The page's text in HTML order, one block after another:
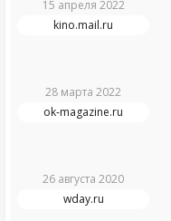
15 апреля 2022
kino.mail.ru
28 марта 2022
ok-magazine.ru
26 августа 2020
wday.ru